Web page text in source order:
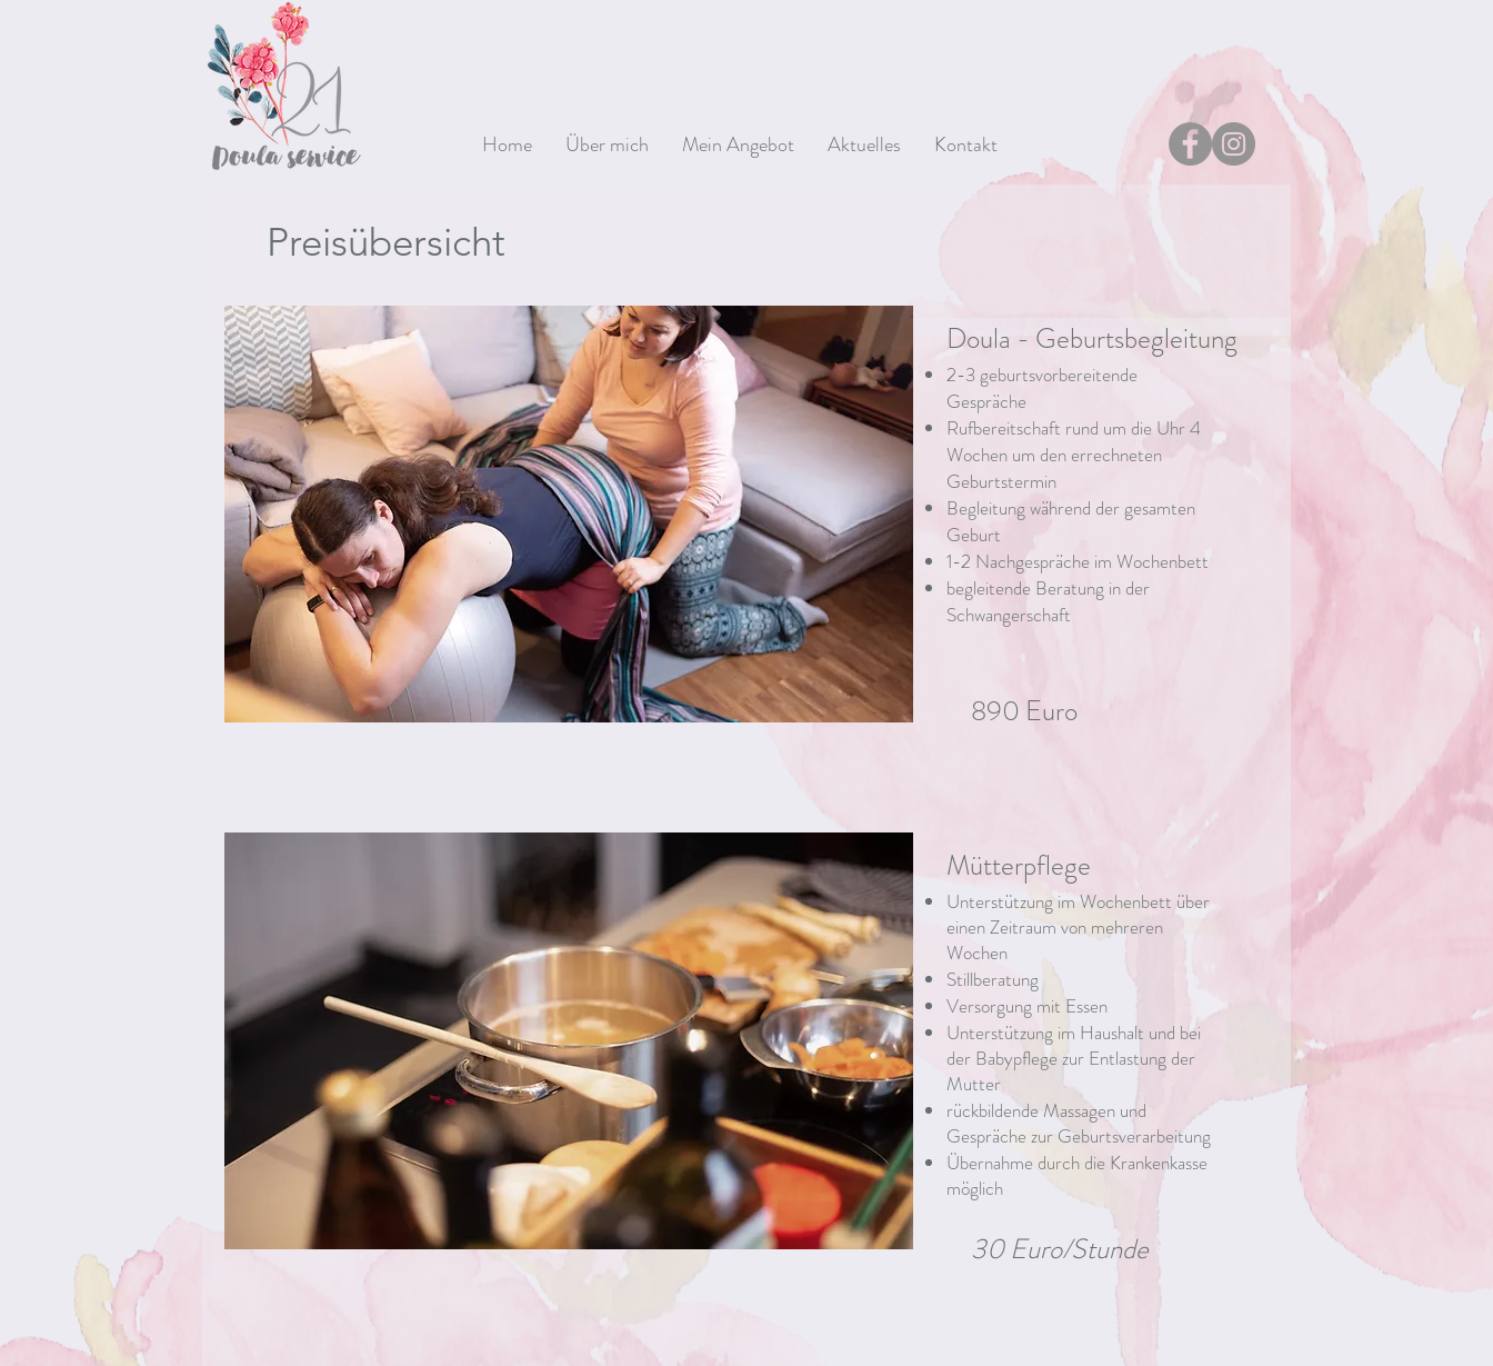
Home Über mich Mein Angebot Aktuelles Kontakt
Preisübersicht
Doula - Geburtsbegleitung
2-3 geburtsvorbereitende
Gespräche
Rufbereitschaft rund um die Uhr 4
Wochen um den errechneten
Geburtstermin
Begleitung während der gesamten
Geburt
1-2 Nachgespräche im Wochenbett
begleitende Beratung in der
Schwangerschaft
890 Euro
Mütterpflege
Unterstützung im Wochenbett über
einen Zeitraum von mehreren
Wochen
Stillberatung
Versorgung mit Essen
Unterstützung im Haushalt und bei
der Babypflege zur Entlastung der
Mutter
rückbildende Massagen und
Gespräche zur Geburtsverarbeitung
Übernahme durch die Krankenkasse
möglich
30 Euro/Stunde